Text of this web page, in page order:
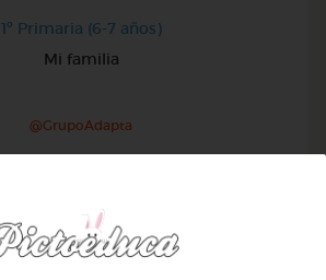
1º Primaria (6-7 años)
Mi familia
@GrupoAdapta